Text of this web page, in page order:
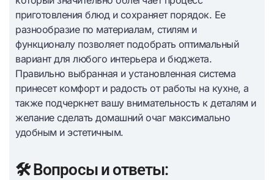
приготовления блюд и сохраняет порядок. Ее
разнообразие по материалам, стилям и
функционалу позволяет подобрать оптимальный
вариант для любого интерьера и бюджета.
Правильно выбранная и установленная система
принесет комфорт и радость от работы на кухне, а
также подчеркнет вашу внимательность к деталям и
желание сделать домашний очаг максимально
удобным и эстетичным.
🛠️ Вопросы и ответы: